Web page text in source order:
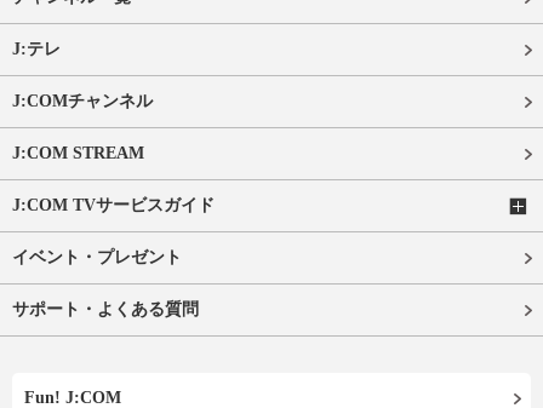
J:テレ
J:COMチャンネル
J:COM STREAM
J:COM TVサービスガイド
イベント・プレゼント
サポート・よくある質問
Fun! J:COM